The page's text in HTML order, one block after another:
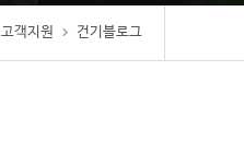
고객지원 chevron_right 건기블로그